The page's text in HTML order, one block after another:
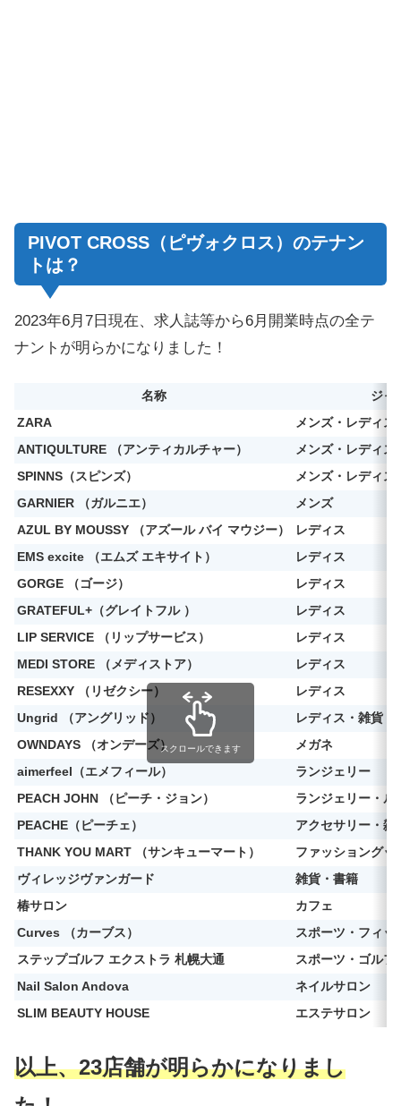
PIVOT CROSS（ピヴォクロス）のテナン
トは？
2023年6月7日現在、求人誌等から6月開業時点の全テ
ナントが明らかになりました！
名称
ジャ
ZARA
メンズ・レディス
ANTIQULTURE （アンティカルチャー）
メンズ・レディス
SPINNS（スピンズ）
メンズ・レディス
GARNIER （ガルニエ）
メンズ
AZUL BY MOUSSY （アズール バイ マウジー）
レディス
EMS excite （エムズ エキサイト）
レディス
GORGE （ゴージ）
レディス
GRATEFUL+（グレイトフル ）
レディス
LIP SERVICE （リップサービス）
レディス
MEDI STORE （メディストア）
レディス
RESEXXY （リゼクシー）
レディス
Ungrid （アングリッド）
レディス・雑貨
OWNDAYS （オンデーズ）
メガネ
aimerfeel（エメフィール）
ランジェリー
PEACH JOHN （ピーチ・ジョン）
ランジェリー・ル
PEACHE（ピーチェ）
アクセサリー・雑
THANK YOU MART （サンキューマート）
ファッショングッ
ヴィレッジヴァンガード
雑貨・書籍
椿サロン
カフェ
Curves （カーブス）
スポーツ・フィッ
ステップゴルフ エクストラ 札幌大通
スポーツ・ゴルフ
Nail Salon Andova
ネイルサロン
SLIM BEAUTY HOUSE
エステサロン
スクロールできます
以上、23店舗が明らかになりまし